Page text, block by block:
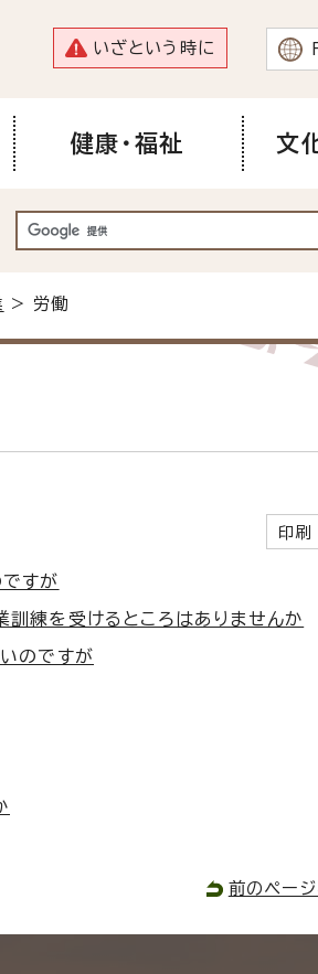
いざという時に
健康・福祉 文
> 労働
印刷
すが
練を受けるところはありませんか
のですが
前のペー